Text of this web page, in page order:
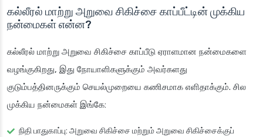
கல்லீரல் மாற்று அறுவை சிகிச்சை காப்பீட்டின் முக்கிய
நன்மைகள் என்ன?
கல்லீரல் மாற்று அறுவை சிகிச்சை காப்பீடு ஏராளமான நன்மைகளை
வழங்குகிறது, இது நோயாளிகளுக்கும் அவர்களது
குடும்பத்தினருக்கும் செயல்முறையை கணிசமாக எளிதாக்கும். சில
முக்கிய நன்மைகள் இங்கே:
நிதி பாதுகாப்பு: அறுவை சிகிச்சை மற்றும் அறுவை சிகிச்சைக்குப்